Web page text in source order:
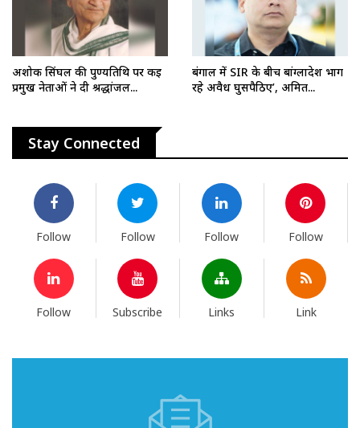
अशोक सिंघल की पुण्यतिथि पर कई
प्रमुख नेताओं ने दी श्रद्धांजल...
बंगाल में SIR के बीच बांग्लादेश भाग
रहे अवैध घुसपैठिए’, अमित...
Stay Connected
Follow Follow Follow Follow
Follow Subscribe Links Link